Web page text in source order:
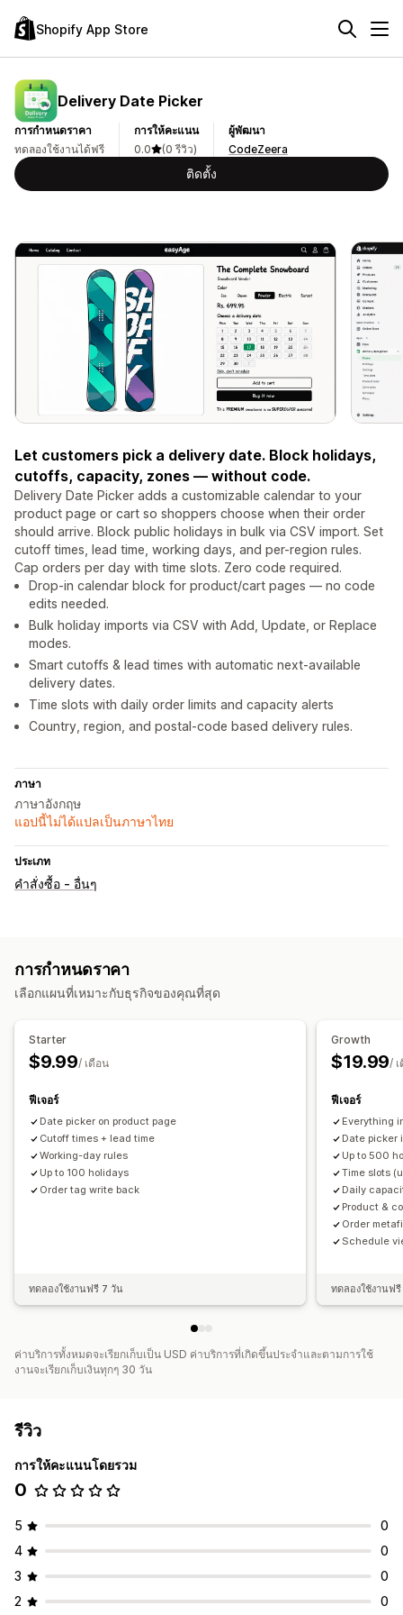
Shopify App Store
Delivery Date Picker
การกำหนดราคา
ทดลองใช้งานได้ฟรี
การให้คะแนน
0.0
(0 รีวิว)
ผู้พัฒนา
CodeZeera
ติดตั้ง
Let customers pick a delivery date. Block holidays,
cutoffs, capacity, zones — without code.
Delivery Date Picker adds a customizable calendar to your
product page or cart so shoppers choose when their order
should arrive. Block public holidays in bulk via CSV import. Set
cutoff times, lead time, working days, and per-region rules.
Cap orders per day with time slots. Zero code required.
Drop-in calendar block for product/cart pages — no code
edits needed.
Bulk holiday imports via CSV with Add, Update, or Replace
modes.
Smart cutoffs & lead times with automatic next-available
delivery dates.
Time slots with daily order limits and capacity alerts
Country, region, and postal-code based delivery rules.
ภาษา
ภาษาอังกฤษ
แอปนี้ไม่ได้แปลเป็นภาษาไทย
ประเภท
คำสั่งซื้อ - อื่นๆ
การกำหนดราคา
เลือกแผนที่เหมาะกับธุรกิจของคุณที่สุด
Starter
$9.99/ เดือน
ฟีเจอร์
Date picker on product page
Cutoff times + lead time
Working-day rules
Up to 100 holidays
Order tag write back
ทดลองใช้งานฟรี 7 วัน
Growth
$19.99/
ฟีเจอร์
Everything
Date picker
Up to 500
Time slots
Daily
Product &
Order
Schedule
ทดลองใช้งานฟ
ค่าบริการทั้งหมดจะเรียกเก็บเป็น USD ค่าบริการที่เกิดขึ้นประจำและตามการใช้
งานจะเรียกเก็บเงินทุกๆ 30 วัน
รีวิว
การให้คะแนนโดยรวม
0
5
0
4
0
3
0
2
0